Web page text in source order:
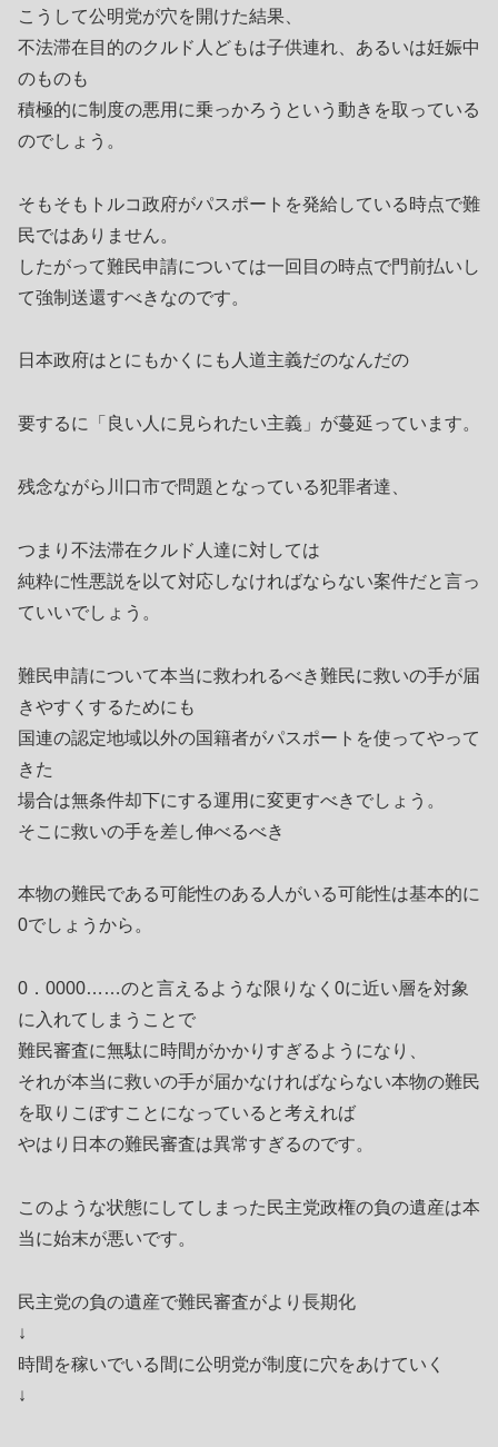
こうして公明党が穴を開けた結果、
不法滞在目的のクルド人どもは子供連れ、あるいは妊娠中
のものも
積極的に制度の悪用に乗っかろうという動きを取っている
のでしょう。
そもそもトルコ政府がパスポートを発給している時点で難
民ではありません。
したがって難民申請については一回目の時点で門前払いし
て強制送還すべきなのです。
日本政府はとにもかくにも人道主義だのなんだの
要するに「良い人に見られたい主義」が蔓延っています。
残念ながら川口市で問題となっている犯罪者達、
つまり不法滞在クルド人達に対しては
純粋に性悪説を以て対応しなければならない案件だと言っ
ていいでしょう。
難民申請について本当に救われるべき難民に救いの手が届
きやすくするためにも
国連の認定地域以外の国籍者がパスポートを使ってやって
きた
場合は無条件却下にする運用に変更すべきでしょう。
そこに救いの手を差し伸べるべき
本物の難民である可能性のある人がいる可能性は基本的に
0でしょうから。
0．0000……のと言えるような限りなく0に近い層を対象
に入れてしまうことで
難民審査に無駄に時間がかかりすぎるようになり、
それが本当に救いの手が届かなければならない本物の難民
を取りこぼすことになっていると考えれば
やはり日本の難民審査は異常すぎるのです。
このような状態にしてしまった民主党政権の負の遺産は本
当に始末が悪いです。
民主党の負の遺産で難民審査がより長期化
↓
時間を稼いでいる間に公明党が制度に穴をあけていく
↓